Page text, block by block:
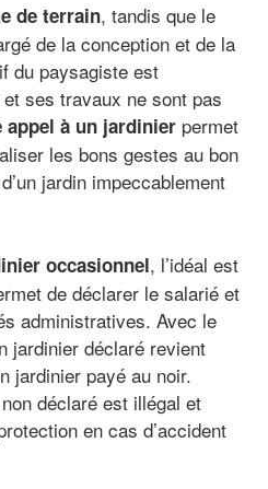
de terrain, tandis que le
de la conception et de la
du paysagiste est
ses travaux ne sont pas
appel à un jardinier permet
les bons gestes au bon
jardin impeccablement
occasionnel, l’idéal est
de déclarer le salarié et
administratives. Avec le
jardinier déclaré revient
jardinier payé au noir.
déclaré est illégal et
en cas d’accident